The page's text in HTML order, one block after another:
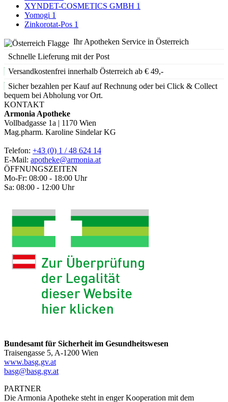
XYNDET-COSMETICS GMBH 1
Yomogi 1
Zinkorotat-Pos 1
Ihr Apotheken Service in Österreich
Schnelle Lieferung mit der Post
Versandkostenfrei innerhalb Österreich ab € 49,-
Sicher bezahlen per Kauf auf Rechnung oder bei Click & Collect
bequem bei Abholung vor Ort.
KONTAKT
Armonia Apotheke
Vollbadgasse 1a | 1170 Wien
Mag.pharm. Karoline Sindelar KG
Telefon: +43 (0) 1 / 48 624 14
E-Mail: apotheke@armonia.at
ÖFFNUNGSZEITEN
Mo-Fr: 08:00 - 18:00 Uhr
Sa: 08:00 - 12:00 Uhr
Bundesamt für Sicherheit im Gesundheitswesen
Traisengasse 5, A-1200 Wien
www.basg.gv.at
basg@basg.gv.at
PARTNER
Die Armonia Apotheke steht in enger Kooperation mit dem